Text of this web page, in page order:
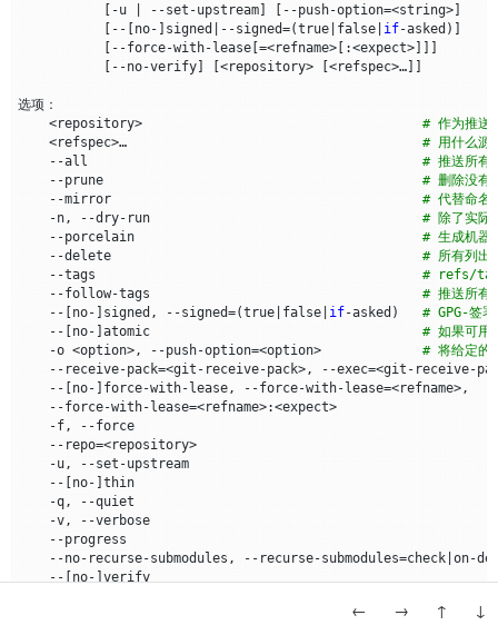
-u --set-upstream] --push-option=<string>]
-- no- signed --signed=(true| false| if-asked )]
--force-with-lease[=<refname>[ :<expect>]]]
--no-verify] <repository> <refspec>…​]]
    <repository>
# 作为推送
    <refspec>…​
# 用什么源
    --all
# 推送所有
    --prune
# 删除没有
    --mirror
# 代替命名
    -n, --dry-run
# 除了实际
    --porcelain
# 生成机器
    --delete
# 所有列出
    --tags
# refs/tags
    --follow-tags
# 推送所有
    --
no- signed, --signed=(true| false| if-asked )
# GPG-签
    --
no- atomic # 如果可用
    -o <option>, --push-option
=<option> # 将给定的
    --receive-pack
=<git-receive-pack>, --exec=<git-
    --
no- force-with-lease, --force-with-lease=
    --force-with-lease
=
-f, --
    --repo
=
-u, --set-
    --
no-
-q, --
-v, --
--
    --no-recurse-submodules, --recurse-submodules
=check| on-
    --
no-
-6, --
← → ↑ ↓